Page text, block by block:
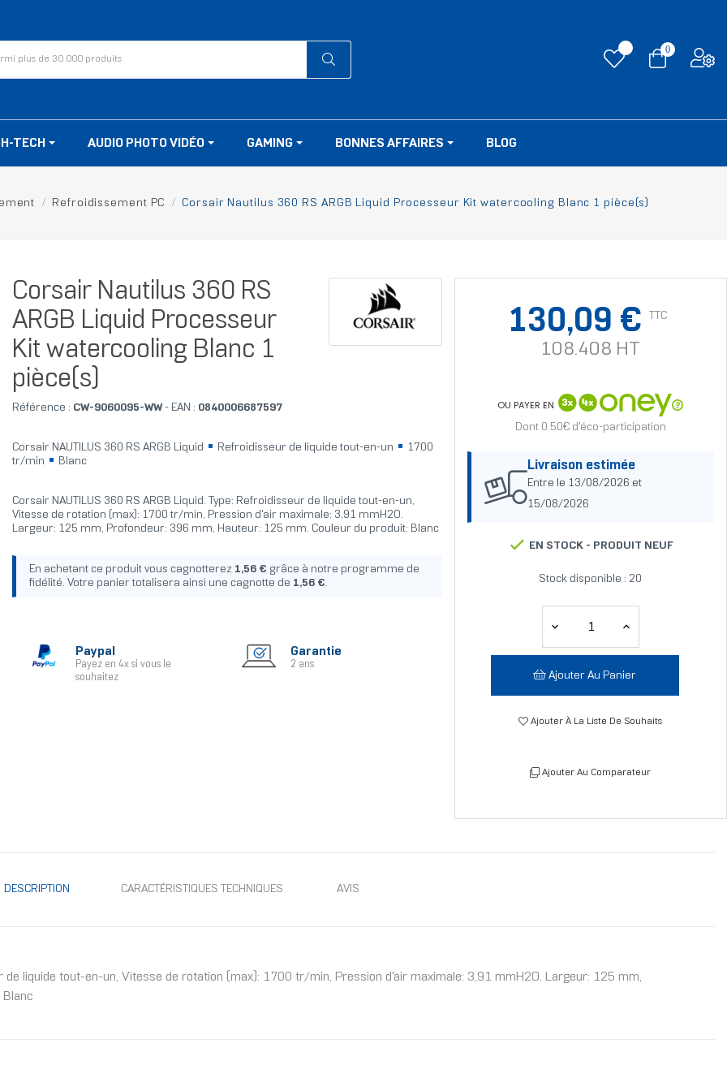
0
TECH AUDIO PHOTO VIDÉO GAMING BONNES AFFAIRES BLOG
Refroidissement PC Corsair Nautilus 360 RS ARGB Liquid Processeur Kit watercooling Blanc 1 pièce(s)
Corsair Nautilus 360 RS
ARGB Liquid Processeur
Kit watercooling Blanc 1
pièce(s)
Référence : CW-9060095-WW- EAN : 0840006687597
Corsair NAUTILUS 360 RS ARGB Liquid Refroidisseur de liquide tout-en-un
1700
tr/min
Blanc
Corsair NAUTILUS 360 RS ARGB Liquid. Type: Refroidisseur de liquide tout-en-un,
Vitesse de rotation (max): 1700 tr/min, Pression d'air maximale: 3,91 mmH2O.
Largeur: 125 mm, Profondeur: 396 mm, Hauteur: 125 mm. Couleur du produit: Blanc
En achetant ce produit vous cagnotterez 1,56 € grâce à notre programme de
fidélité. Votre panier totalisera ainsi une cagnotte de 1,56 €.
Paypal
Payez en 4x si vous le
souhaitez
Garantie
2 ans
130,09 € TTC
108.408 HT
OU PAYER EN
Dont 0.50€ d'éco-participation
Livraison estimée
Entre le 13/08/2026 et
15/08/2026
EN STOCK - PRODUIT NEUF
Stock disponible : 20
Ajouter Au Panier
Ajouter À La Liste De Souhaits
Ajouter Au Comparateur
DESCRIPTION CARACTÉRISTIQUES TECHNIQUES AVIS
de liquide tout-en-un, Vitesse de rotation (max): 1700 tr/min, Pression d'air maximale: 3,91 mmH2O. Largeur: 125 mm,
Blanc